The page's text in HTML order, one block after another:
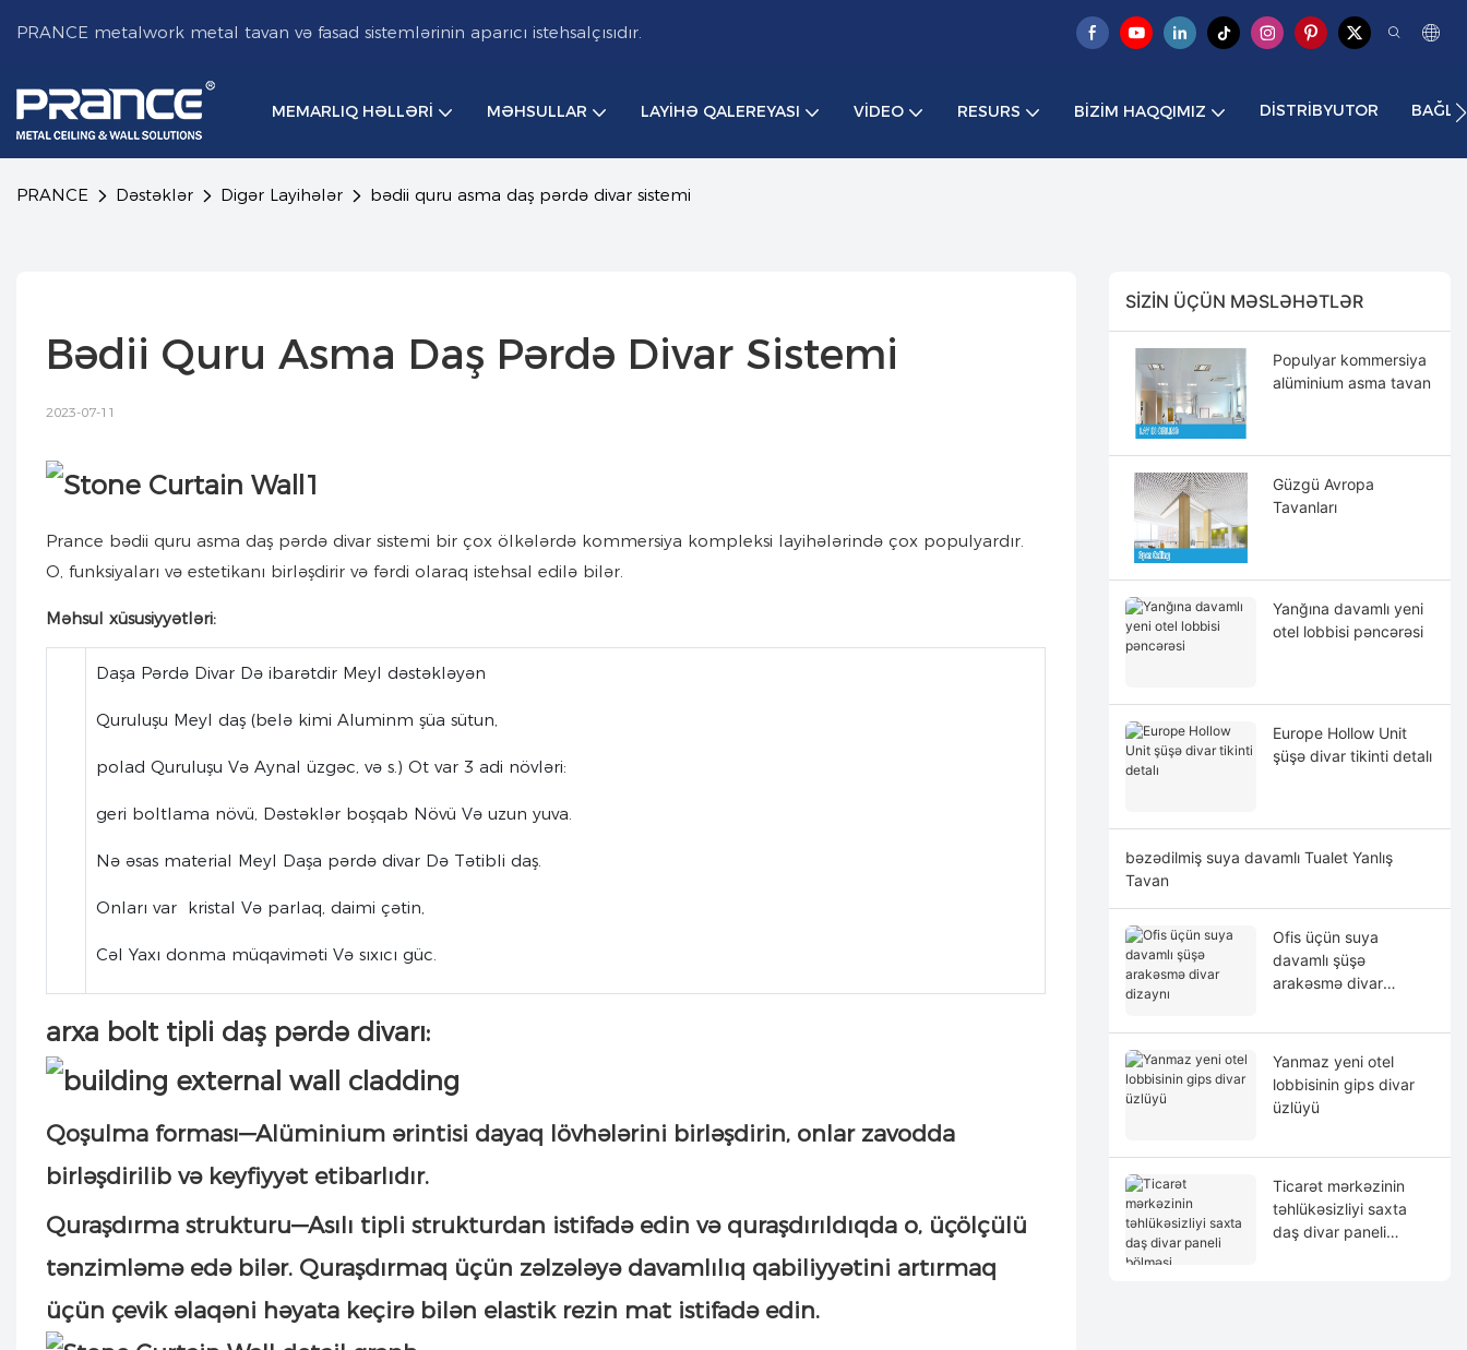
PRANCE metalwork metal tavan və fasad sistemlərinin aparıcı istehsalçısıdır.
MEMARLIQ HƏLLƏRI MƏHSULLAR LAYIHƏ QALEREYASI VIDEO RESURS BIZIM HAQQIMIZ DISTRIBYUTOR
PRANCE Dəstəklər Digər Layihələr bədii quru asma daş pərdə divar sistemi
Bədii Quru Asma Daş Pərdə Divar Sistemi
2023-07-11
Prance bədii quru asma daş pərdə divar sistemi bir çox ölkələrdə kommersiya kompleksi layihələrində çox populyardır.
O, funksiyaları və estetikanı birləşdirir və fərdi olaraq istehsal edilə bilər.
Məhsul xüsusiyyətləri:
Daşa Pərdə Divar Də ibarətdir Meyl dəstəkləyən
Quruluşu Meyl daş (belə kimi Aluminm şüa sütun,
polad Quruluşu Və Aynal üzgəc, və s.) Ot var 3 adi növləri:
geri boltlama növü, Dəstəklər boşqab Növü Və uzun yuva.
Nə əsas material Meyl Daşa pərdə divar Də Tətibli daş.
Onları var kristal Və parlaq, daimi çətin,
Cəl Yaxı donma müqaviməti Və sıxıcı güc.
arxa bolt tipli daş pərdə divarı:
Qoşulma forması—Alüminium ərintisi dayaq lövhələrini birləşdirin, onlar zavodda
birləşdirilib və keyfiyyət etibarlıdır.
Quraşdırma strukturu—Asılı tipli strukturdan istifadə edin və quraşdırıldıqda o, üçölçülü
tənzimləmə edə bilər. Quraşdırmaq üçün zəlzələyə davamlılıq qabiliyyətini artırmaq
üçün çevik əlaqəni həyata keçirə bilən elastik rezin mat istifadə edin.
SIZIN ÜÇÜN MƏSLƏHƏTLƏR
Populyar kommersiya
alüminium asma tavan
Güzgü Avropa
Tavanları
Yanğına davamlı yeni
otel lobbisi pəncərəsi
Europe Hollow Unit
şüşə divar tikinti detalı
bəzədilmiş suya davamlı Tualet Yanlış
Tavan
Ofis üçün suya
davamlı şüşə
arakəsmə divar
Yanmaz yeni otel
lobbisinin gips divar
üzlüyü
Ticarət mərkəzinin
təhlükəsizliyi saxta
daş divar paneli